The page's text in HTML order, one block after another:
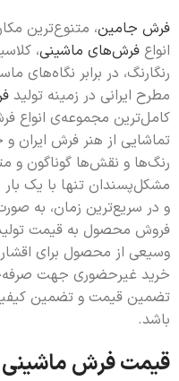
فرش جامین، متنوع‌ترین
انواع فرش‌های ماشینی،
رنگارنگ، در برابر نگاه‌های
مطرح ایرانی در زمینه تولید
کامل‌ترین مجموعه‌ی انواع
تماشایی از هنر فرش ایران
رنگ‌ها و نقش‌ها گونا‌گون و
مشکل‌پسندان تنها با یک
و در سریع‌ترین زمان، به
فروش محصول به قیمت
وسیعی از محصول برای اقشار
خرید غیرحضوری جهت
تضمین قیمت و تضمین
باشد.
قیمت فرش ماشینی